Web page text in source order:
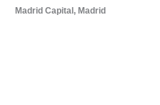
Madrid Capital, Madrid